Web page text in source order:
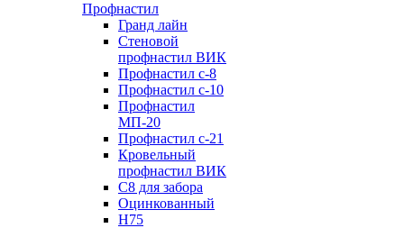
Профнастил
Гранд лайн
Стеновой
профнастил ВИК
Профнастил с-8
Профнастил с-10
Профнастил
МП-20
Профнастил с-21
Кровельный
профнастил ВИК
С8 для забора
Оцинкованный
Н75